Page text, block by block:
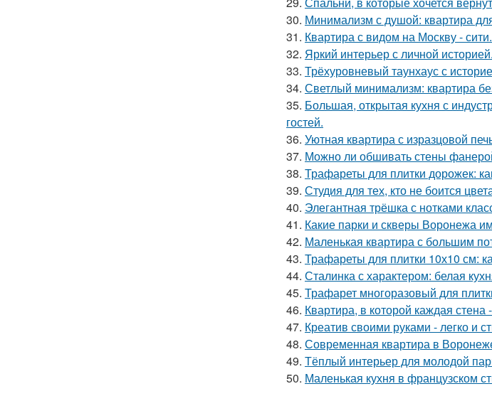
30. Минимализм с душой: квартира
31. Квартира с видом на Москву - сити.
32. Яркий интерьер с личной историей.
33. Трёхуровневый таунхаус с
34. Светлый минимализм: квартира
35. Большая, открытая кухня с
гостей.
36. Уютная квартира с изразцовой
37. Можно ли обшивать стены
38. Трафареты для плитки дорожек:
39. Студия для тех, кто не боится
40. Элегантная трёшка с нотками
41. Какие парки и скверы Воронежа
42. Маленькая квартира с большим
43. Трафареты для плитки 10х10 см:
44. Сталинка с характером: белая
45. Трафарет многоразовый для
46. Квартира, в которой каждая
47. Креатив своими руками - легко и
48. Современная квартира в
49. Тёплый интерьер для молодой
50. Маленькая кухня в французском